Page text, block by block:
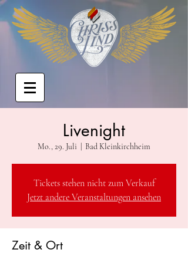
Livenight
Mo., 29. Juli Bad Kleinkirchheim
Tickets stehen nicht zum Verkauf
Jetzt andere Veranstaltungen ansehen
Zeit & Ort